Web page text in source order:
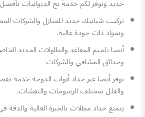
حديد ونوفر لكم خدمة بخ الديوانيات بأفضل
تركيب شبابيك حديد للمنازل والشركات
وبمواد ذات جودة عالية.
أيضا تلحيم المقاعد والطاولات الحديد
وحدائق المشافي والشركات
نوفر أيضا عبر حداد أبواب الدوحة خدمة
والفلل بمختلف الرسومات والنقشات.
يتمتع حداد مظلات بالخبرة العالية